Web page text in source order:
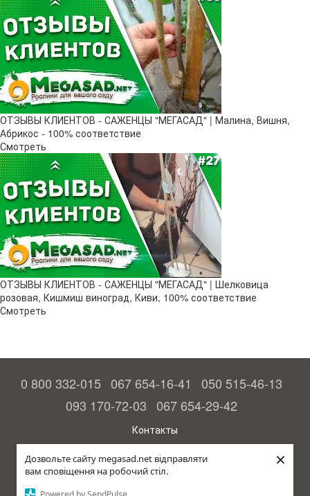
Дозвольте сайту megasad.net відправляти
вам сповіщення на робочий стіл.
×
ОТЗЫВЫ КЛИЕНТОВ - САЖЕНЦЫ "МЕГАСАД" | Малина, Вишня,
Абрикос - 100% соответствие
Смотреть
ОТЗЫВЫ КЛИЕНТОВ - САЖЕНЦЫ "МЕГАСАД" | Шелковица
розовая, Кишмиш виноград, Киви, 100% соответствие
Смотреть
0 800 332-015 067 654-16-41
050 515-46-13
093 170-72-03 067 654-29-42
Контакты
Полная версия сайта
© 2015—2026
Megasad - гарантия высокого урожая